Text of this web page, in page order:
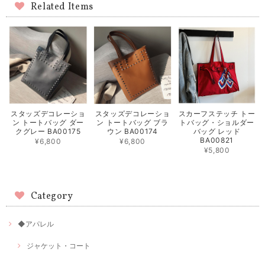
Related Items
スタッズデコレーショ
ン トートバッグ ダー
クグレー BA00175
¥6,800
スタッズデコレーショ
ン トートバッグ ブラ
ウン BA00174
¥6,800
スカーフステッチ トー
トバッグ・ショルダー
バッグ レッド
BA00821
¥5,800
Category
◆アパレル
ジャケット・コート